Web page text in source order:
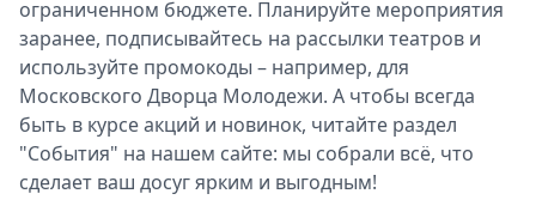
ограниченном бюджете. Планируйте мероприятия
заранее, подписывайтесь на рассылки театров и
используйте промокоды – например, для
Московского Дворца Молодежи. А чтобы всегда
быть в курсе акций и новинок, читайте раздел
"События" на нашем сайте: мы собрали всё, что
сделает ваш досуг ярким и выгодным!